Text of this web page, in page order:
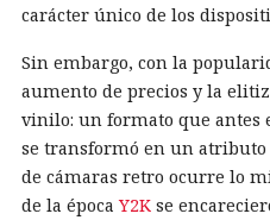
carácter único de los
Sin embargo, con la
aumento de precios y la
vinilo: un formato que antes
se transformó en un atributo
de cámaras retro ocurre lo
de la épocaY2K se